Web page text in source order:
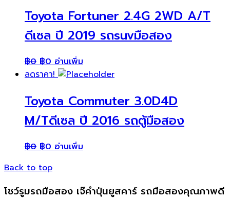
Toyota Fortuner 2.4G 2WD A/T
ดีเซล ปี 2019 รถsuvมือสอง
฿0 ฿0 อ่านเพิ่ม
ลดราคา!
Toyota Commuter 3.0D4D
M/Tดีเซล ปี 2016 รถตู้มือสอง
฿0 ฿0 อ่านเพิ่ม
Back to top
โชว์รูมรถมือสอง เจ๊คำปุ่นยูสคาร์ รถมือสองคุณภาพดี